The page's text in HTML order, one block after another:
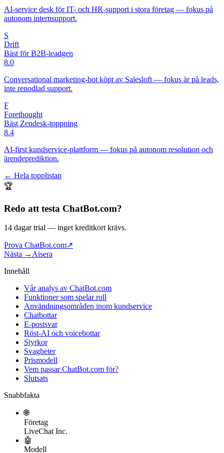
AI-service desk för IT- och HR-support i stora företag — fokus på
autonom internsupport.
S
Drift
Bäst för B2B-leadgen
8.0
Conversational marketing-bot köpt av Salesloft — fokus är på leads,
inte renodlad support.
F
Forethought
Bäst Zendesk-toppning
8.4
AI-first kundservice-plattform — fokus på autonom resolution och
ärendeprediktion.
← Hela topplistan
🏆
Redo att testa ChatBot.com?
14 dagar trial — inget kreditkort krävs.
Prova ChatBot.com↗
Nästa → Aisera
Innehåll
Vår analys av ChatBot.com
Funktioner som spelar roll
Användningsområden inom kundservice
Chatbottar
E-postsvar
Röst-AI och voicebottar
Styrkor
Svagheter
Prismodell
Vem passar ChatBot.com för?
Slutsats
Snabbfakta
🌐
Företag
LiveChat Inc.
🤖
Modell